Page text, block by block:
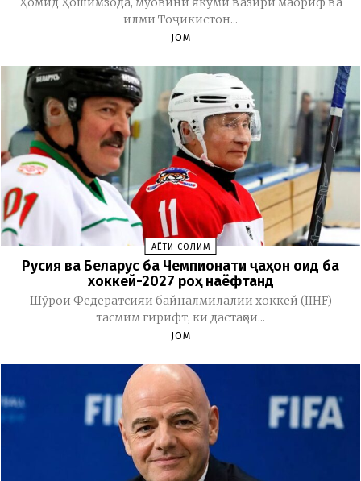
илми Тоҷикистон...
JOM
ҲАЁТИ СОЛИМ
Русия ва Беларус ба Чемпионати ҷаҳон оид ба
хоккей-2027 роҳ наёфтанд
Шӯрои Федератсияи байналмилалии хоккей (IIHF)
тасмим гирифт, ки дастаҳои...
JOM